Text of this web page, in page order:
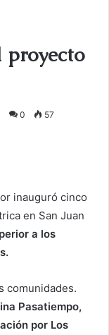
0 57
inauguró cinco
en San Juan
a los
comunidades.
Pasatiempo,
por Los